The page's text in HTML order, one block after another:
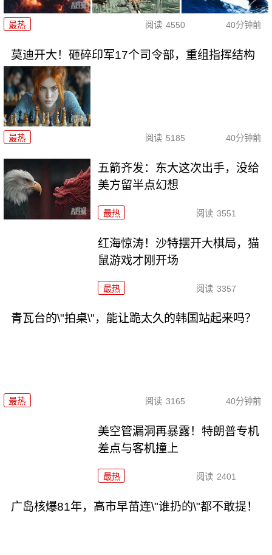
最热 阅读 4550 40分钟前
莫迪开大！砸碎印军17个司令部，重组指挥结构
最热 阅读 5185 40分钟前
五箭齐发：东大这次出手，没给
美方留半点幻想
最热 阅读 3551
红海惊涛！沙特摆开大棋局，猫
鼠游戏才刚开场
最热 阅读 3357
青瓦台的\"拍桌\"，能让跪太久的韩国站起来吗？
最热 阅读 3165 40分钟前
美空管漏洞再暴露！特朗普专机
差点与客机撞上
最热 阅读 2401
广岛核爆81年，高市早苗连\"谁扔的\"都不敢提！